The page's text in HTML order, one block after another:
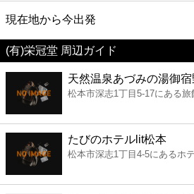
映画
美容
コンビニ
薬局
スーパー
現在地から今出発
(有)栄冠堂 周辺ガイド
天然温泉あづみの湯御
松本市深志1丁目5-17にある旅
たびのホテルlit松本
松本市深志1丁目4-5にあるホ